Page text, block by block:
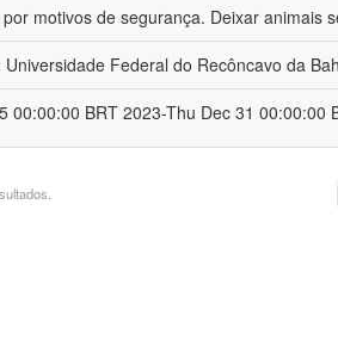
motivos de segurança. Deixar animais
Universidade Federal do Recôncavo da
00:00:00 BRT 2023-Thu Dec 31 00:00:00